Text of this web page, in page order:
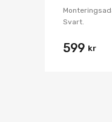
Svart.
599 kr